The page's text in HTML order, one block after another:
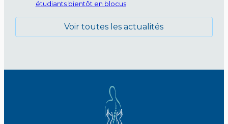
étudiants bientôt en blocus
Voir toutes les actualités